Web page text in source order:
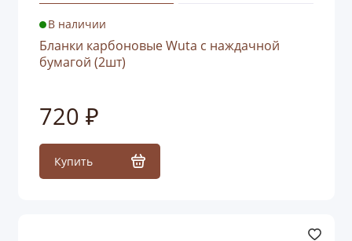
В наличии
Бланки карбоновые Wuta с наждачной
бумагой (2шт)
720 ₽
Купить